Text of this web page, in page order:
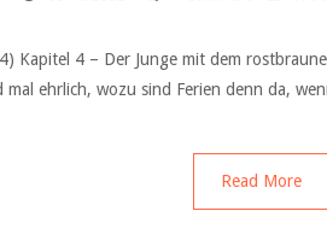
Kapitel 4 – Der Junge mit dem
ehrlich, wozu sind Ferien denn da,
Read More